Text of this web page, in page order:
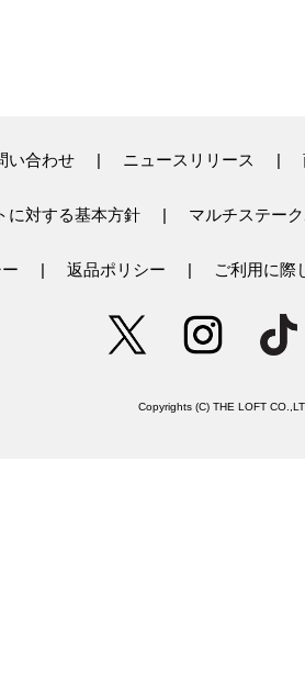
い合わせ ニュースリリース
に対する基本方針 マルチステー
返品ポリシー ご利用に際
Copyrights (C) THE LOFT